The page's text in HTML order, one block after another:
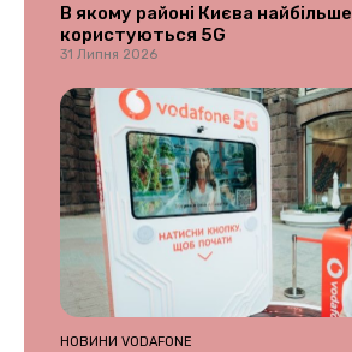
В якому районі Києва найбільше
користуються 5G
31 Липня 2026
НОВИНИ VODAFONE